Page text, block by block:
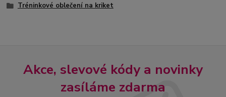
Tréninkové oblečení na kriket
Akce, slevové kódy a novinky
zasíláme zdarma